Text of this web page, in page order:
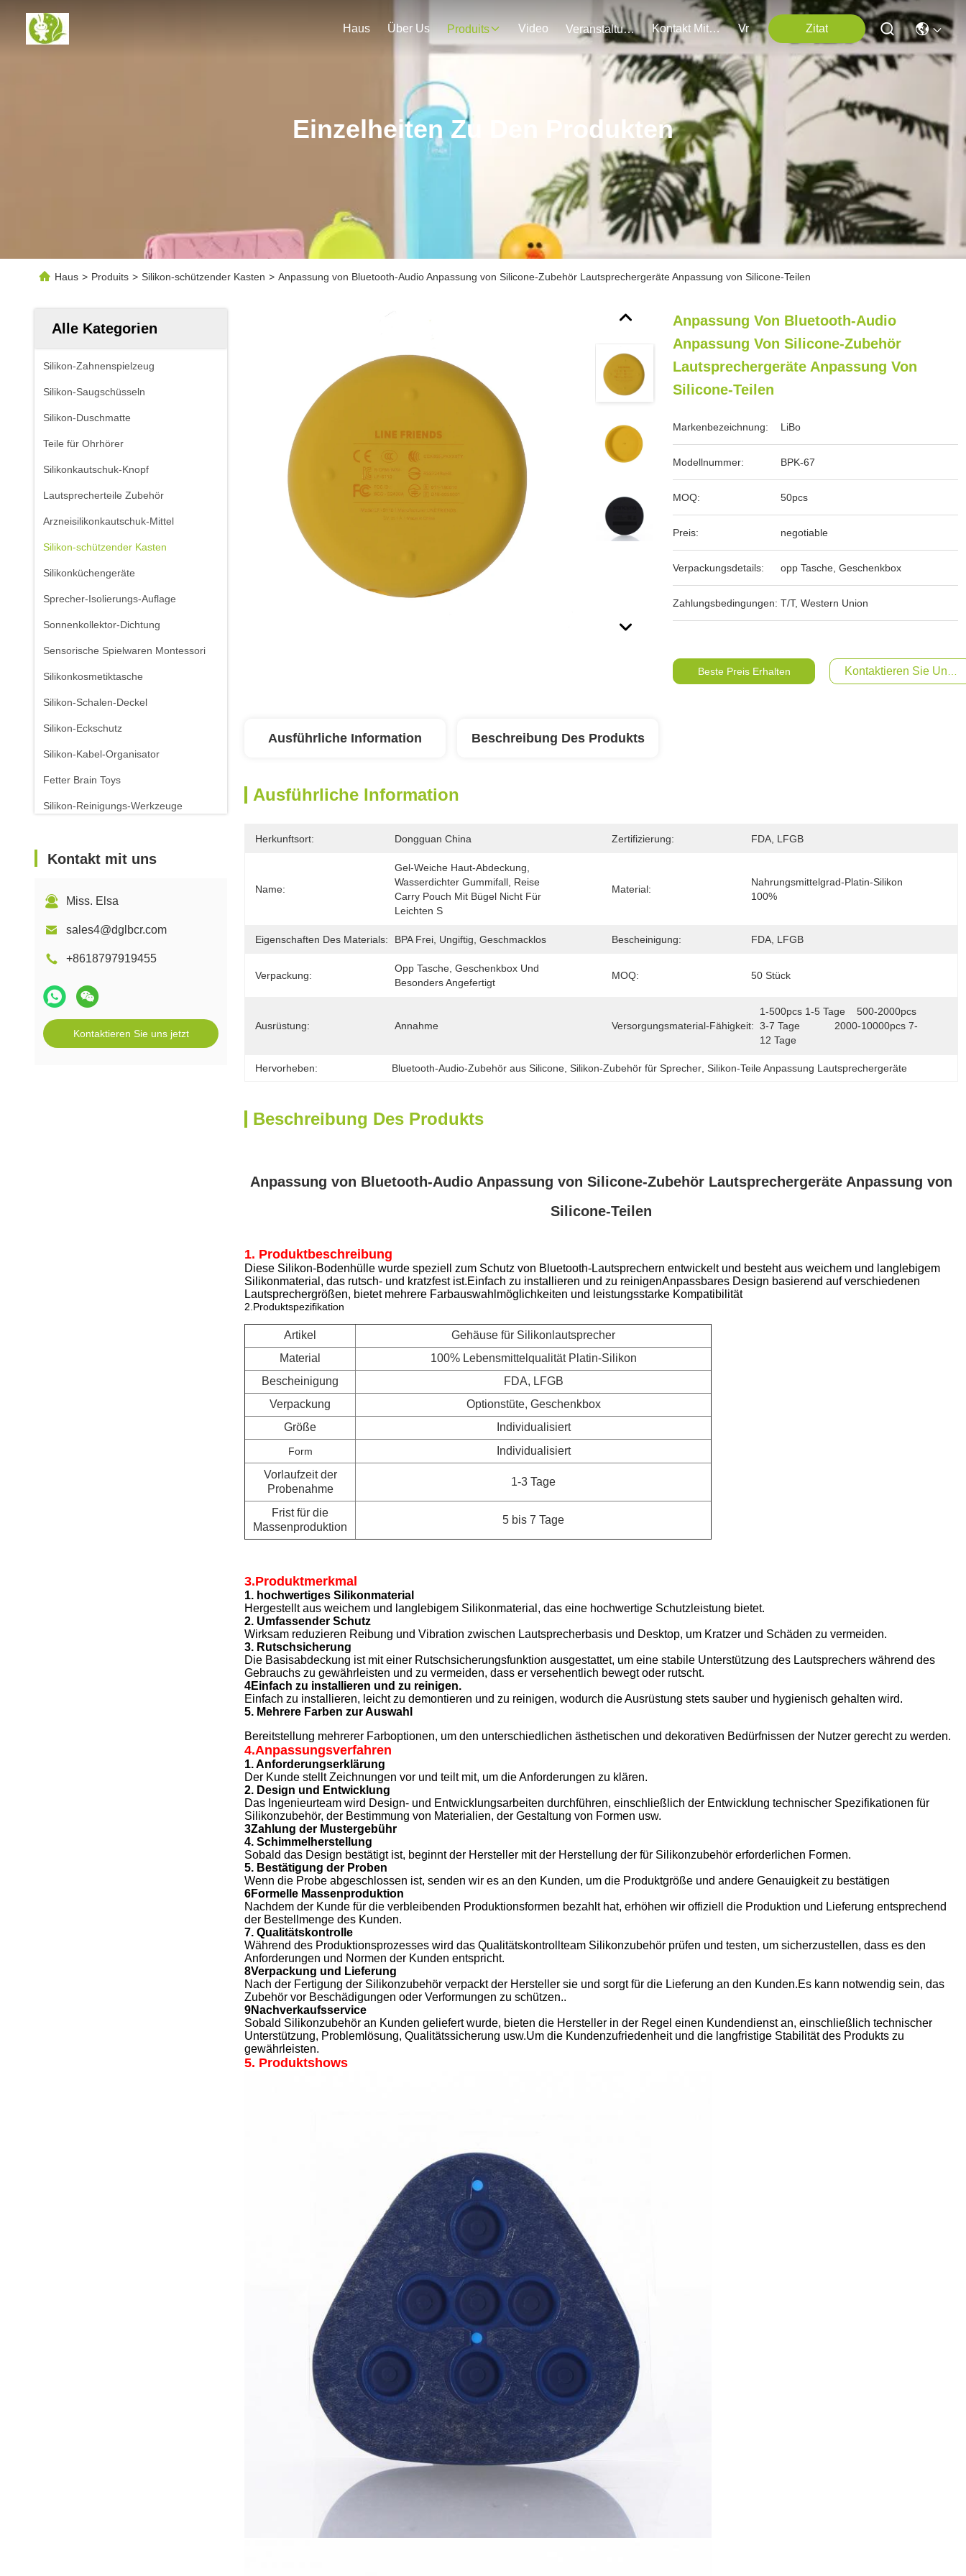
Haus Über Us Produits Video Veranstaltungen Kontakt Mit Uns Vr Zitat
Einzelheiten Zu Den Produkten
Haus > Produits > Silikon-schützender Kasten > Anpassung von Bluetooth-Audio Anpassung von Silicone-Zubehör Lautsprechergeräte Anpassung von Silicone-Teilen
Alle Kategorien
Silikon-Zahnenspielzeug
Silikon-Saugschüsseln
Silikon-Duschmatte
Teile für Ohrhörer
Silikonkautschuk-Knopf
Lautsprecherteile Zubehör
Arzneisilikonkautschuk-Mittel
Silikon-schützender Kasten
Silikonküchengeräte
Sprecher-Isolierungs-Auflage
Sonnenkollektor-Dichtung
Sensorische Spielwaren Montessori
Silikonkosmetiktasche
Silikon-Schalen-Deckel
Silikon-Eckschutz
Silikon-Kabel-Organisator
Fetter Brain Toys
Silikon-Reinigungs-Werkzeuge
Kontakt mit uns
Miss. Elsa
sales4@dglbcr.com
+8618797919455
Kontaktieren Sie uns jetzt
Anpassung Von Bluetooth-Audio
Anpassung Von Silicone-Zubehör
Lautsprechergeräte Anpassung Von
Silicone-Teilen
Markenbezeichnung: LiBo
Modellnummer: BPK-67
MOQ: 50pcs
Preis: negotiable
Verpackungsdetails: opp Tasche, Geschenkbox
Zahlungsbedingungen: T/T, Western Union
Beste Preis Erhalten Kontaktieren Sie Uns
Ausführliche Information Beschreibung Des Produkts
Ausführliche Information
Herkunftsort: Dongguan China Zertifizierung: FDA, LFGB
Name:
Gel-Weiche Haut-Abdeckung,
Wasserdichter Gummifall, Reise
Carry Pouch Mit Bügel Nicht Für
Leichten S
Material:
Nahrungsmittelgrad-Platin-Silikon
100%
Eigenschaften Des Materials: BPA Frei, Ungiftig, Geschmacklos Bescheinigung: FDA, LFGB
Verpackung:
Opp Tasche, Geschenkbox Und
Besonders Angefertigt
MOQ: 50 Stück
Ausrüstung: Annahme Versorgungsmaterial-Fähigkeit:
1-500pcs 1-5 Tage    500-2000pcs
3-7 Tage            2000-10000pcs 7-
12 Tage
Hervorheben: Bluetooth-Audio-Zubehör aus Silicone, Silikon-Zubehör für Sprecher, Silikon-Teile Anpassung Lautsprechergeräte
Beschreibung Des Produkts
Anpassung von Bluetooth-Audio Anpassung von Silicone-Zubehör Lautsprechergeräte Anpassung von
Silicone-Teilen
1. Produktbeschreibung
Diese Silikon-Bodenhülle wurde speziell zum Schutz von Bluetooth-Lautsprechern entwickelt und besteht aus weichem und langlebigem
Silikonmaterial, das rutsch- und kratzfest ist.Einfach zu installieren und zu reinigenAnpassbares Design basierend auf verschiedenen
Lautsprechergrößen, bietet mehrere Farbauswahlmöglichkeiten und leistungsstarke Kompatibilität
2.Produktspezifikation
Artikel
Gehäuse für Silikonlautsprecher
Material
100% Lebensmittelqualität Platin-Silikon
Bescheinigung
FDA, LFGB
Verpackung
Optionstüte, Geschenkbox
Größe
Individualisiert
Form
Individualisiert
Vorlaufzeit der
Probenahme
1-3 Tage
Frist für die
Massenproduktion
5 bis 7 Tage
3.Produktmerkmal
1. hochwertiges Silikonmaterial
Hergestellt aus weichem und langlebigem Silikonmaterial, das eine hochwertige Schutzleistung bietet.
2. Umfassender Schutz
Wirksam reduzieren Reibung und Vibration zwischen Lautsprecherbasis und Desktop, um Kratzer und Schäden zu vermeiden.
3. Rutschsicherung
Die Basisabdeckung ist mit einer Rutschsicherungsfunktion ausgestattet, um eine stabile Unterstützung des Lautsprechers während des
Gebrauchs zu gewährleisten und zu vermeiden, dass er versehentlich bewegt oder rutscht.
4Einfach zu installieren und zu reinigen.
Einfach zu installieren, leicht zu demontieren und zu reinigen, wodurch die Ausrüstung stets sauber und hygienisch gehalten wird.
5. Mehrere Farben zur Auswahl
Bereitstellung mehrerer Farboptionen, um den unterschiedlichen ästhetischen und dekorativen Bedürfnissen der Nutzer gerecht zu werden.
4.Anpassungsverfahren
1. Anforderungserklärung
Der Kunde stellt Zeichnungen vor und teilt mit, um die Anforderungen zu klären.
2. Design und Entwicklung
Das Ingenieurteam wird Design- und Entwicklungsarbeiten durchführen, einschließlich der Entwicklung technischer Spezifikationen für
Silikonzubehör, der Bestimmung von Materialien, der Gestaltung von Formen usw.
3Zahlung der Mustergebühr
4. Schimmelherstellung
Sobald das Design bestätigt ist, beginnt der Hersteller mit der Herstellung der für Silikonzubehör erforderlichen Formen.
5. Bestätigung der Proben
Wenn die Probe abgeschlossen ist, senden wir es an den Kunden, um die Produktgröße und andere Genauigkeit zu bestätigen
6Formelle Massenproduktion
Nachdem der Kunde für die verbleibenden Produktionsformen bezahlt hat, erhöhen wir offiziell die Produktion und Lieferung entsprechend
der Bestellmenge des Kunden.
7. Qualitätskontrolle
Während des Produktionsprozesses wird das Qualitätskontrollteam Silikonzubehör prüfen und testen, um sicherzustellen, dass es den
Anforderungen und Normen der Kunden entspricht.
8Verpackung und Lieferung
Nach der Fertigung der Silikonzubehör verpackt der Hersteller sie und sorgt für die Lieferung an den Kunden.Es kann notwendig sein, das
Zubehör vor Beschädigungen oder Verformungen zu schützen..
9Nachverkaufsservice
Sobald Silikonzubehör an Kunden geliefert wurde, bieten die Hersteller in der Regel einen Kundendienst an, einschließlich technischer
Unterstützung, Problemlösung, Qualitätssicherung usw.Um die Kundenzufriedenheit und die langfristige Stabilität des Produkts zu
gewährleisten.
5. Produktshows